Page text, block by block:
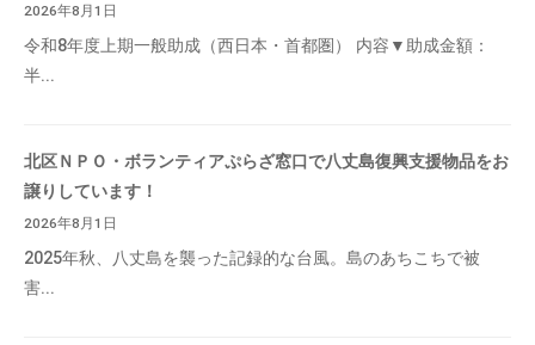
2026年8月1日
令和8年度上期一般助成（西日本・首都圏） 内容▼助成金額：
半...
北区ＮＰＯ・ボランティアぷらざ窓口で八丈島復興支援物品をお
譲りしています！
2026年8月1日
2025年秋、八丈島を襲った記録的な台風。島のあちこちで被
害...